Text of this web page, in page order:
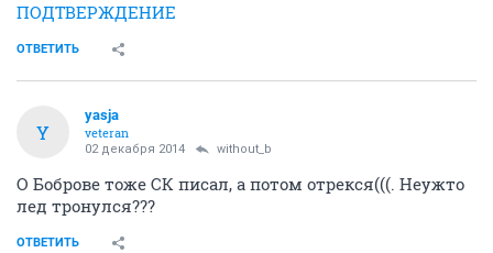
ПОДТВЕРЖДЕНИЕ
ОТВЕТИТЬ
Y
yasja
veteran
02 декабря 2014 without_b
О Боброве тоже СК писал, а потом отрекся(((. Неужто
лед тронулся???
ОТВЕТИТЬ